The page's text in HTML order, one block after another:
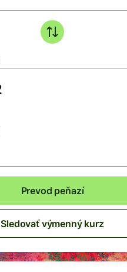
Prevod peňazí
Sledovať výmenný kurz